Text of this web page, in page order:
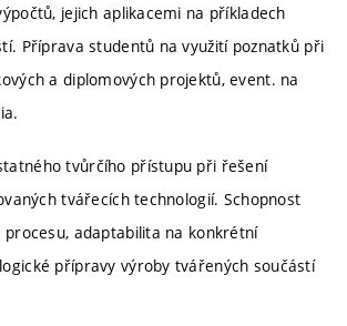
jejich aplikacemi na příkladech
Příprava studentů na využití poznatků při
a diplomových projektů, event. na
tvůrčího přístupu při řešení
tvářecích technologií. Schopnost
procesu, adaptabilita na konkrétní
přípravy výroby tvářených součástí